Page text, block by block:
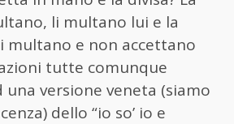
li multano lui e la
multano e non accettano
tutte comunque
versione veneta (siamo
dello “io so’ io e